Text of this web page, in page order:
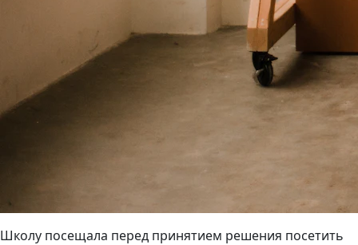
Школу посещала перед принятием решения посетить